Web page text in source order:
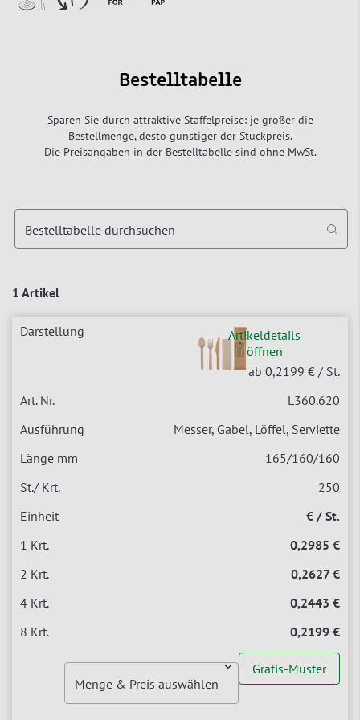
Bestelltabelle
Sparen Sie durch attraktive Staffelpreise: je größer die
Bestellmenge, desto günstiger der Stückpreis.
Die Preisangaben in der Bestelltabelle sind ohne MwSt.
1 Artikel
Bestelltabelle durchsuchen
Artikeldetails
öffnen
ab 0,2199 € / St.
L360.620
Messer, Gabel, Löffel, Serviette
165/160/160
250
€ / St.
0,2985 €
0,2627 €
0,2443 €
0,2199 €
Gratis-Muster